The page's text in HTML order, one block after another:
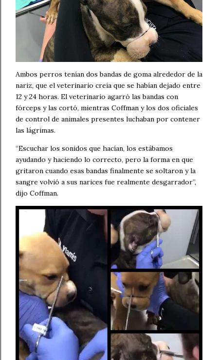
Ambos perros tenían dos bandas de goma alrededor de la
nariz, que el veterinario creía que se habían dejado entre
12 y 24 horas. El veterinario agarró las bandas con
fórceps y las cortó, mientras Coffman y los dos oficiales
de control de animales presentes luchaban por contener
las lágrimas.
“Escuchar los sonidos que hacían, los estábamos
ayudando y haciendo lo correcto, pero la forma en que
gritaron cuando esas bandas finalmente se soltaron y la
sangre volvió a sus narices fue realmente desgarrador”,
dijo Coffman.